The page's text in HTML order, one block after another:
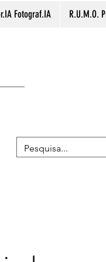
Fotograf.IA R.U.M.O.